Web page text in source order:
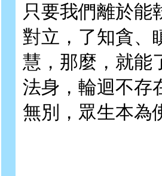
只要我們離於能
對立，了知貪、
慧，那麼，就能
法身，輪迴不存
無別，眾生本為